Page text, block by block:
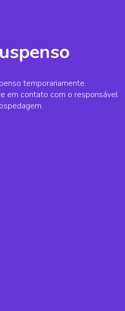
temporariamente.
em contato com o responsável